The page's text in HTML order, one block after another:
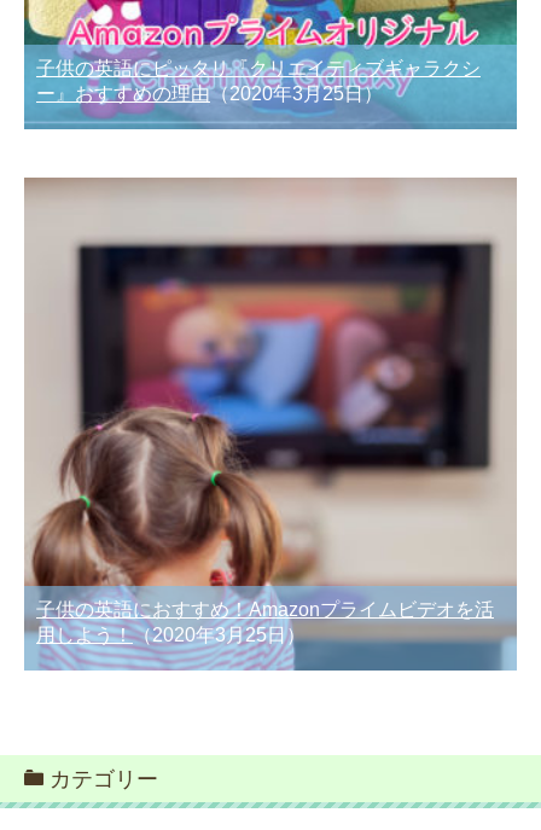
子供の英語にピッタリ『クリエイティブギャラクシ
ー』おすすめの理由（2020年3月25日）
子供の英語におすすめ！Amazonプライムビデオを活
用しよう！（2020年3月25日）
カテゴリー